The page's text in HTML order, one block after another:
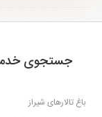
جستجوی
باغ تالارهای شیراز